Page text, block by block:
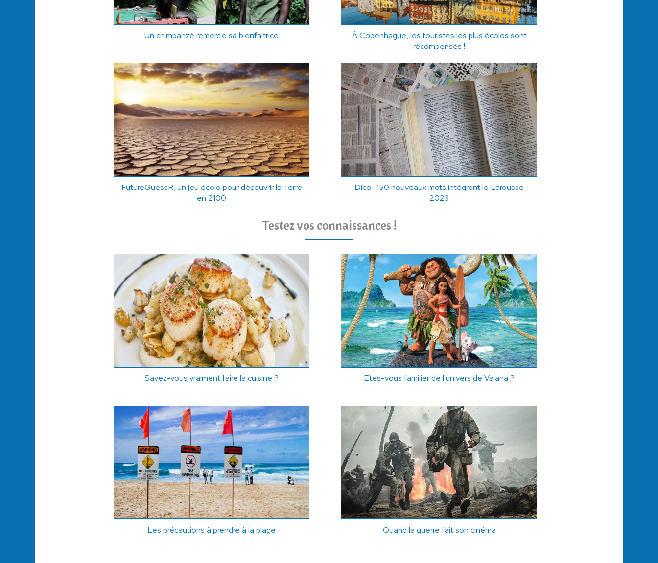
Un chimpanzé remercie sa bienfaitrice
À Copenhague, les touristes les plus écolos sont
récompensés !
FutureGuessR, un jeu écolo pour découvrir la Terre
en 2100
Dico : 150 nouveaux mots intègrent le Larousse
2023
Testez vos connaissances !
Savez-vous vraiment faire la cuisine ? Etes-vous familier de l'univers de Vaiana ?
Les précautions à prendre à la plage Quand la guerre fait son cinéma